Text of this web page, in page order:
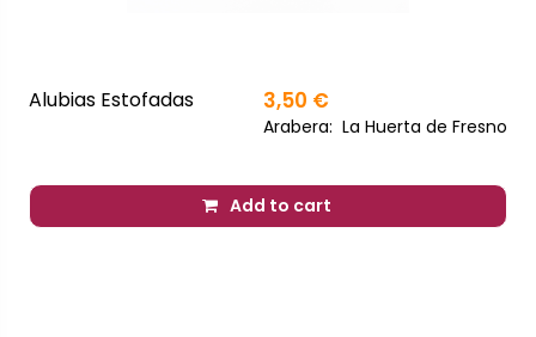
Alubias Estofadas 3,50 €
Arabera: La Huerta de Fresno
Add to cart